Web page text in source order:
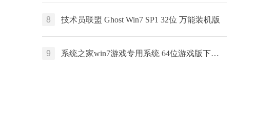
8 技术员联盟 Ghost Win7 SP1 32位 万能装机版
9 系统之家win7游戏专用系统 64位游戏版下载 中文版系统 戴尔笔记本专用